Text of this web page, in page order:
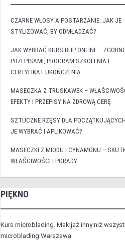
CZARNE WŁOSY A POSTARZANIE: JAK JE
STYLIZOWAĆ, BY ODMŁADZAĆ?
JAK WYBRAĆ KURS BHP ONLINE –
PRZEPISAMI, PROGRAM SZKOLENIA I
CERTYFIKAT UKOŃCZENIA
MASECZKA Z TRUSKAWEK –
EFEKTY I PRZEPISY NA ZDROWĄ CERĘ
SZTUCZNE RZĘSY DLA
JE WYBRAĆ I APLIKOWAĆ?
MASECZKI Z MIODU I CYNAMONU –
WŁAŚCIWOŚCI I PORADY
PIĘKNO
Kurs microblading. Makijaż inny niż
microblading Warszawa